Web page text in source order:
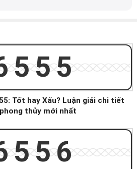
Tốt hay Xấu? Luận giải chi tiết
thủy mới nhất